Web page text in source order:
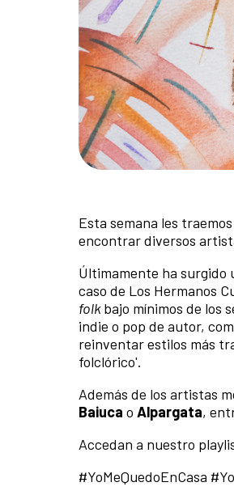
Esta semana les
encontrar diversos
Últimamente ha surgido
caso de Los Hermanos
folkbajo mínimos de los
indie o pop de autor,
reinventar estilos más
folclórico'.
Además de los artistas
Baiuca o Alpargata,
Accedan a nuestro
#YoMeQuedoEnCasa